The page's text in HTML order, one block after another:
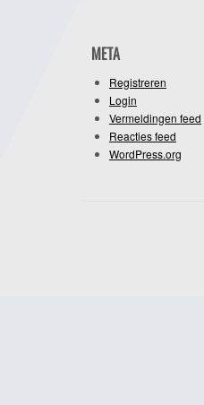
META
Registreren
Login
Vermeldingen feed
Reacties feed
WordPress.org